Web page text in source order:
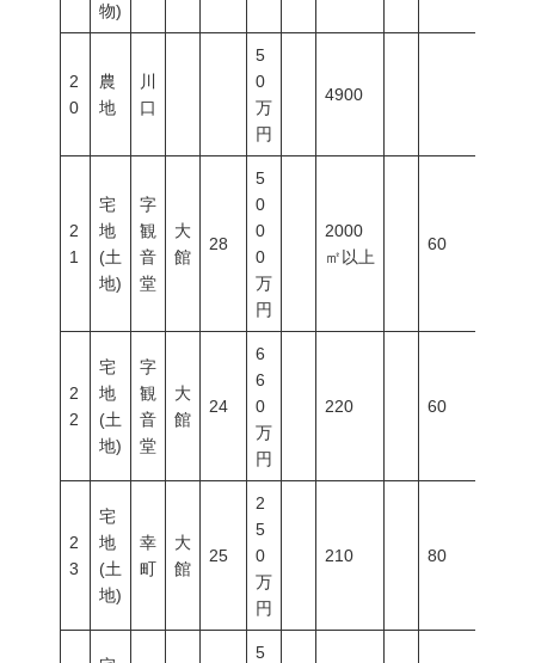
物)
2
0
農
地
川
口
5
0
万
円
4900
2
1
宅
地
(土
地)
字
観
音
堂
大
館
28
5
0
0
0
万
円
2000
㎡以上
60
2
2
宅
地
(土
地)
字
観
音
堂
大
館
24
6
6
0
万
円
220 60
2
3
宅
地
(土
地)
幸
町
大
館
25
2
5
0
万
円
210 80
5